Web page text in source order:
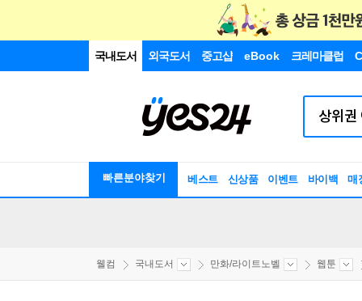
국내도서 외국도서 중고샵 eBook 크레마클럽
빠른분야찾기 베스트 신상품 이벤트 바이백 매
웰컴 국내도서 만화/라이트노벨 웹툰